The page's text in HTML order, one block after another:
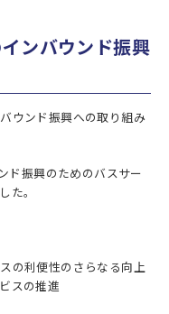
ンバウンド振興
ウンド振興への取り組み
ド振興のためのバスサー
た。
の利便性のさらなる向上
スの推進